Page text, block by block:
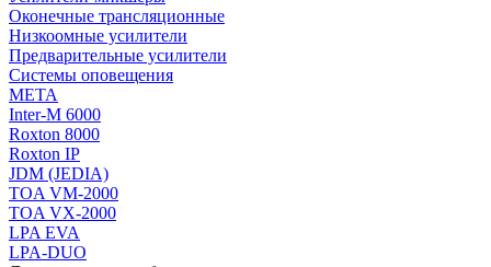
Оконечные трансляционные
Низкоомные усилители
Предварительные усилители
Системы оповещения
МЕТА
Inter-M 6000
Roxton 8000
Roxton IP
JDM (JEDIA)
TOA VM-2000
TOA VX-2000
LPA EVA
LPA-DUO